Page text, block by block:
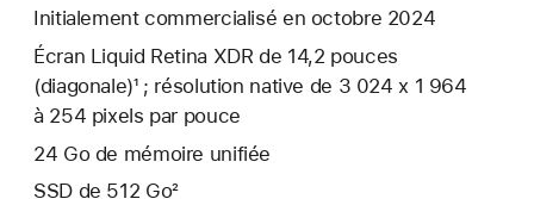
Initialement commercialisé en octobre 2024
Écran Liquid Retina XDR de 14,2 pouces
(diagonale)¹ ; résolution native de 3 024 x 1 964
à 254 pixels par pouce
24 Go de mémoire unifiée
SSD de 512 Go²